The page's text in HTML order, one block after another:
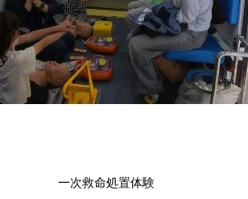
一次救命処置体験